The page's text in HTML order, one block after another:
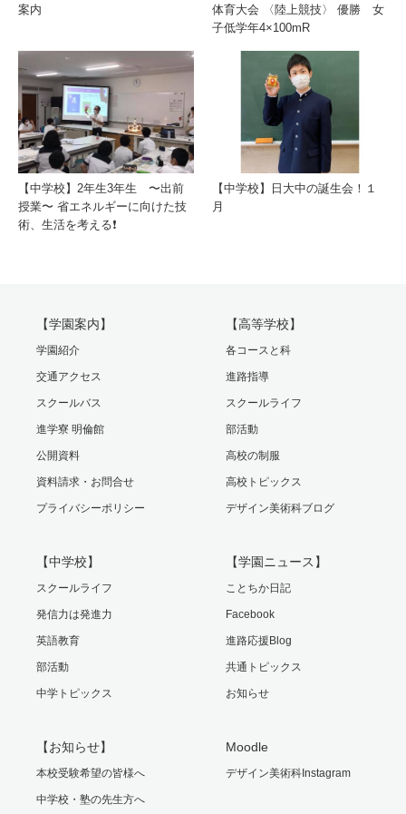
案内
体育大会 〈陸上競技〉 優勝 女
子低学年4×100mR
【中学校】2年生3年生 〜出前
授業〜 省エネルギーに向けた技
術、生活を考える❗️
【中学校】日大中の誕生会！１
月
【学園案内】
学園紹介
交通アクセス
スクールバス
進学寮 明倫館
公開資料
資料請求・お問合せ
プライバシーポリシー
【高等学校】
各コースと科
進路指導
スクールライフ
部活動
高校の制服
高校トピックス
デザイン美術科ブログ
【中学校】
スクールライフ
発信力は発進力
英語教育
部活動
中学トピックス
【学園ニュース】
ことちか日記
Facebook
進路応援Blog
共通トピックス
お知らせ
【お知らせ】
本校受験希望の皆様へ
中学校・塾の先生方へ
Moodle
デザイン美術科Instagram